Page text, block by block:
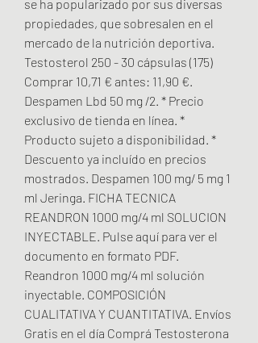
se ha popularizado por sus diversas
propiedades, que sobresalen en el
mercado de la nutrición deportiva.
Testosterol 250 - 30 cápsulas (175)
Comprar 10,71 € antes: 11,90 €.
Despamen Lbd 50 mg /2. * Precio
exclusivo de tienda en línea. *
Producto sujeto a disponibilidad. *
Descuento ya incluído en precios
mostrados. Despamen 100 mg/ 5 mg 1
ml Jeringa. FICHA TECNICA
REANDRON 1000 mg/4 ml SOLUCION
INYECTABLE. Pulse aquí para ver el
documento en formato PDF.
Reandron 1000 mg/4 ml solución
inyectable. COMPOSICIÓN
CUALITATIVA Y CUANTITATIVA. Envíos
Gratis en el día Comprá Testosterona